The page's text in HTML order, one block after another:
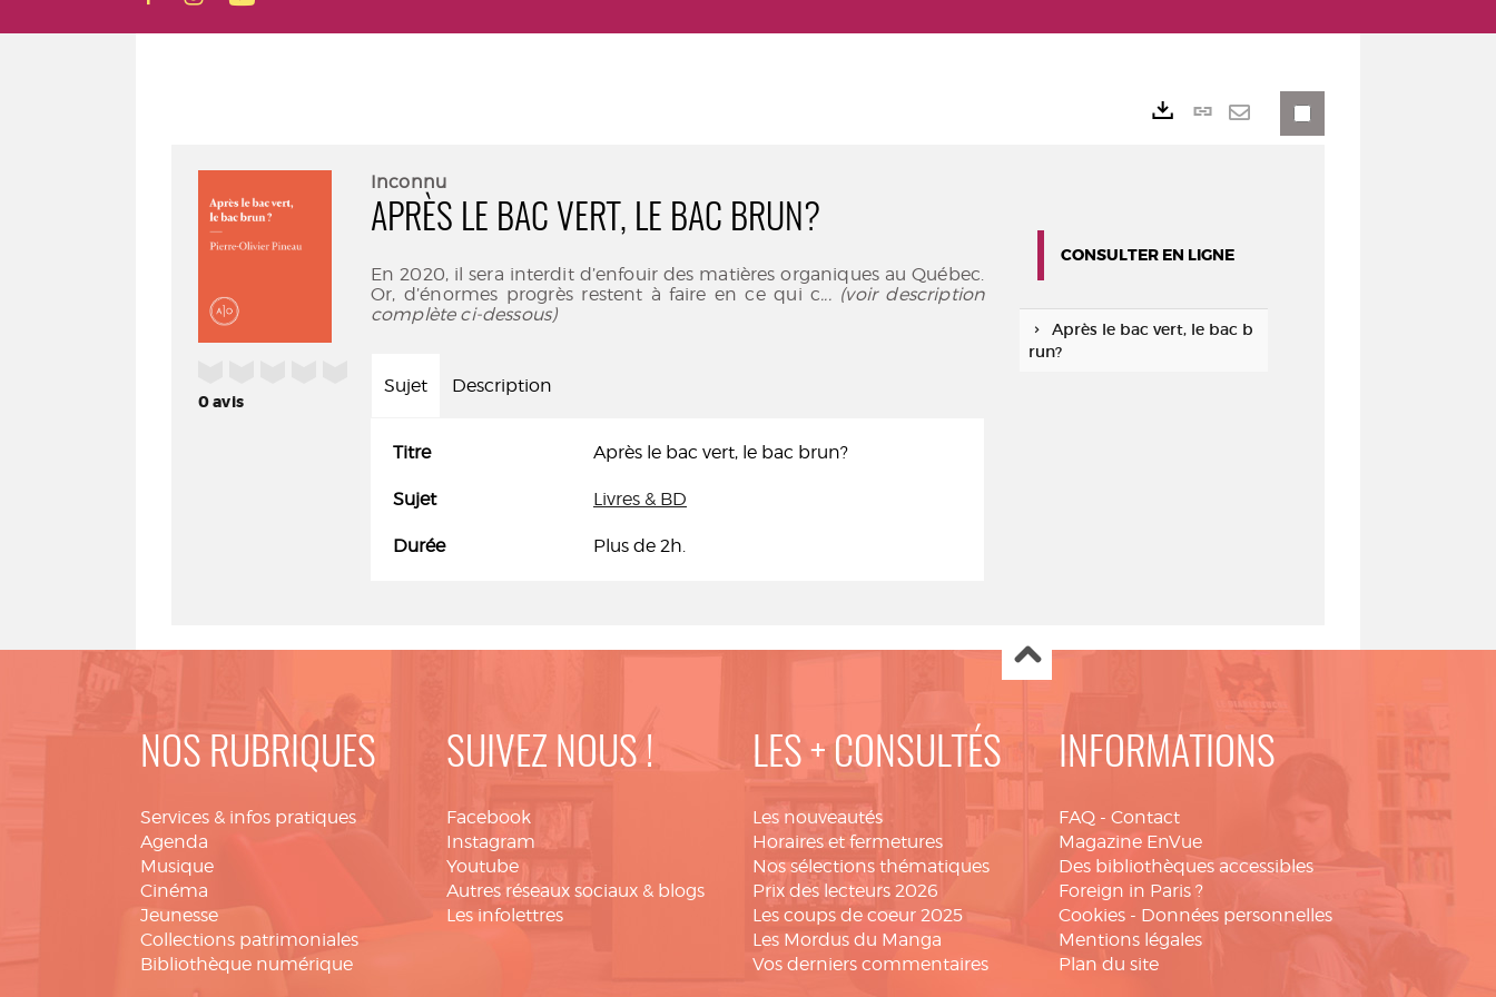
0avis
Inconnu
APRÈS LE BAC VERT, LE BAC BRUN?
En 2020, il sera interdit d’enfouir des matières organiques au Québec.
Or, d’énormes progrès restent à faire en ce qui c... (voir description
complète ci-dessous)
Sujet Description
Titre Après le bac vert, le bac brun?
Sujet Livres & BD
Durée Plus de 2h.
Lien
CONSULTER EN LIGNE
Après le bac vert, le bac b
run?
NOS RUBRIQUES
Services & infos pratiques
Agenda
Musique
Cinéma
Jeunesse
Collections patrimoniales
Bibliothèque numérique
SUIVEZ NOUS !
Facebook
Instagram
Youtube
Autres réseaux sociaux & blogs
Les infolettres
LES + CONSULTÉS
Les nouveautés
Horaires et fermetures
Nos sélections thématiques
Prix des lecteurs 2026
Les coups de coeur 2025
Les Mordus du Manga
Vos derniers commentaires
INFORMATIONS
FAQ - Contact
Magazine EnVue
Des bibliothèques accessibles
Foreign in Paris ?
Cookies - Données personnelles
Mentions légales
Plan du site